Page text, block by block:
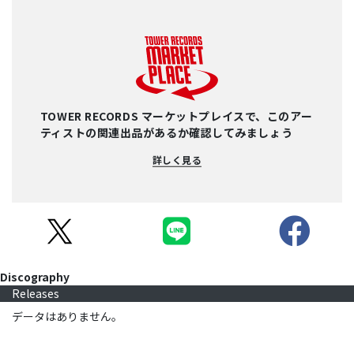
TOWER RECORDS マーケットプレイスで、このアー
ティストの関連出品があるか確認してみましょう
詳しく見る
Discography
Releases
データはありません。